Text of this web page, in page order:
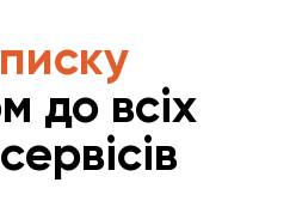
до всіх